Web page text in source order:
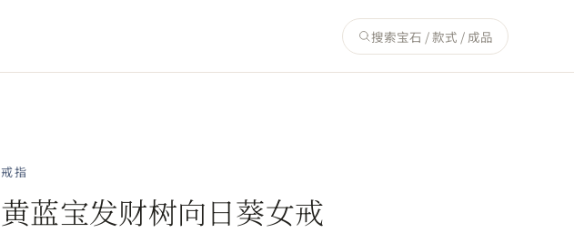
搜索宝石 / 款式 / 成品
戒指
黄蓝宝发财树向日葵女戒